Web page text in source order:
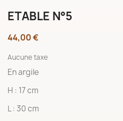
ETABLE N°5
44,00 €
Aucune taxe
En argile
H : 17 cm
L : 30 cm